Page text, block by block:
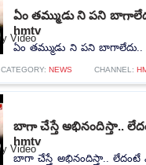
ఏం తమ్ముడు ని పని
hmtv
ఏం తమ్ముడు ని పని బాగాలేదు..
CATEGORY: NEWS CHANNEL:
బాగా చేస్తే అభినందిస్తా..
hmtv
బాగా చేస్తే అభినందిస్తా.. లేదంటే